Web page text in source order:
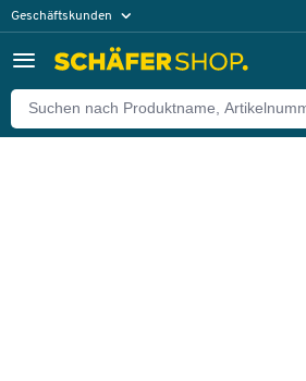
Geschäftskunden
Zurück